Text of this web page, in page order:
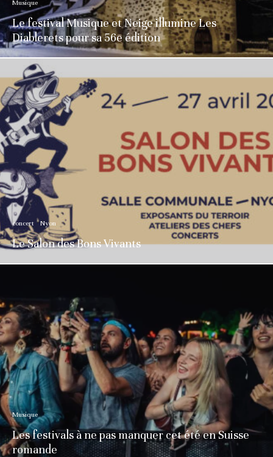
Musique
Le festival Musique et Neige illumine Les
Diablerets pour sa 56e édition
concert Nyon
Le Salon des Bons Vivants
Musique
Les festivals à ne pas manquer cet été en Suisse
romande